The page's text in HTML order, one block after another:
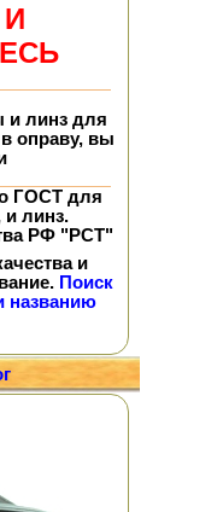
линз для
оправу, вы
ГОСТ для
и линз.
РФ "РСТ"
и
Поиск
названию